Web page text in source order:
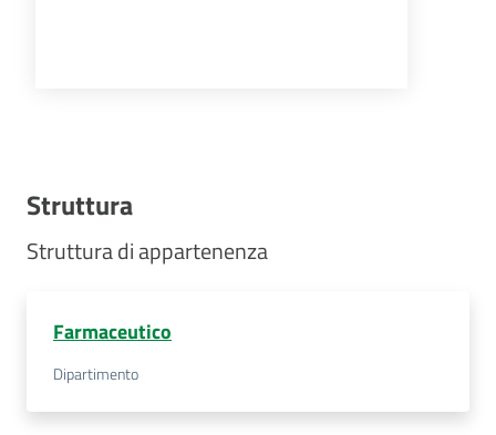
Struttura
Struttura di appartenenza
Farmaceutico
Dipartimento